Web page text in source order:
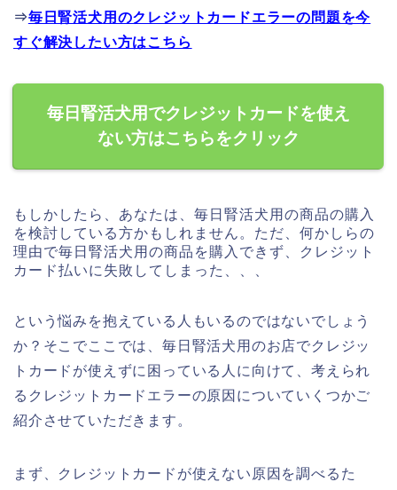
⇒毎日腎活犬用のクレジットカードエラーの問題を今
すぐ解決したい方はこちら
毎日腎活犬用でクレジットカードを使え
ない方はこちらをクリック
もしかしたら、あなたは、毎日腎活犬用の商品の購入
を検討している方かもしれません。ただ、何かしらの
理由で毎日腎活犬用の商品を購入できず、クレジット
カード払いに失敗してしまった、、、
という悩みを抱えている人もいるのではないでしょう
か？そこでここでは、毎日腎活犬用のお店でクレジッ
トカードが使えずに困っている人に向けて、考えられ
るクレジットカードエラーの原因についていくつかご
紹介させていただきます。
まず、クレジットカードが使えない原因を調べるた